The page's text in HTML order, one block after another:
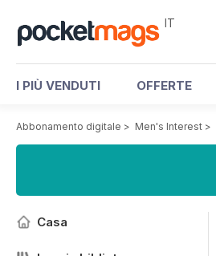
IT
I PIÙ VENDUTI OFFERTE
Abbonamento digitale > Men's Interest >
Casa